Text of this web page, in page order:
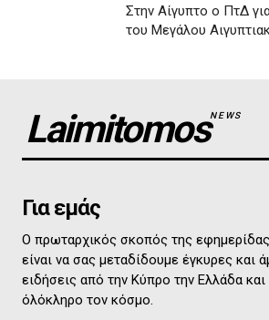
Στην Αίγυπτο ο ΠτΔ
του Μεγάλου
LaimitomosNEWS
Για εμάς
Ο πρωταρχικός σκοπός της
είναι να σας μεταδίδουμε έγκυρες και
ειδήσεις από την Κύπρο την Ελλάδα και
όλόκληρο τον κόσμο.